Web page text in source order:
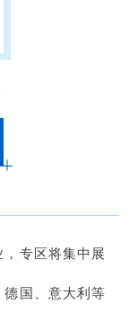
专区将集中展
国、意大利等